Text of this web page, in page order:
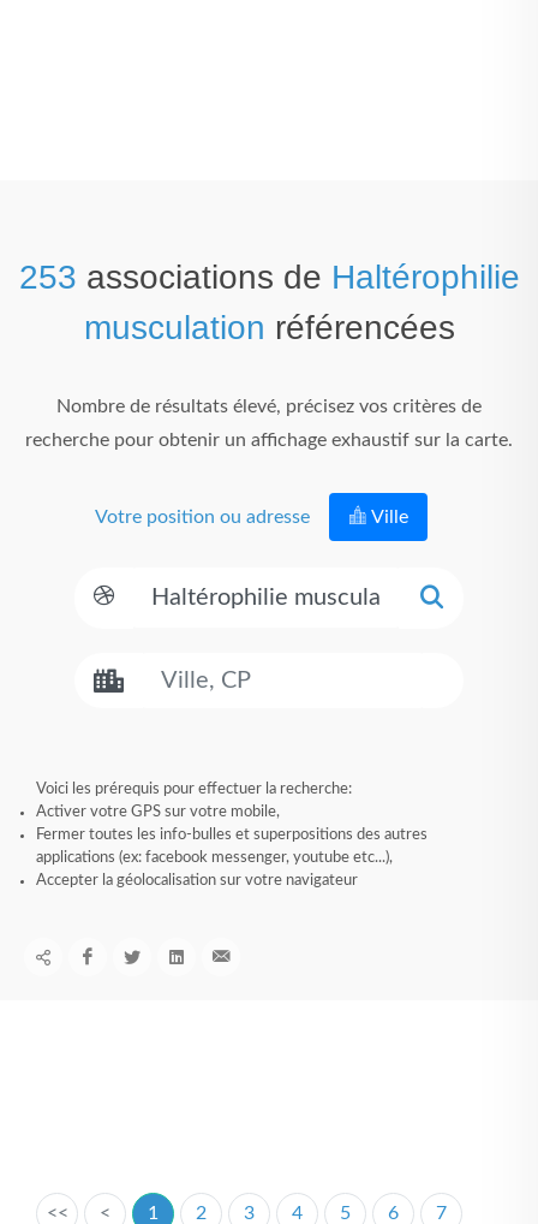
253 associations de Haltérophilie
musculation référencées
Nombre de résultats élevé, précisez vos critères de
recherche pour obtenir un affichage exhaustif sur la carte.
Votre position ou adresse Ville
Voici les prérequis pour effectuer la recherche:
Activer votre GPS sur votre mobile,
Fermer toutes les info-bulles et superpositions des autres
applications (ex: facebook messenger, youtube etc...),
Accepter la géolocalisation sur votre navigateur
<< < 1 2 3 4 5 6 7